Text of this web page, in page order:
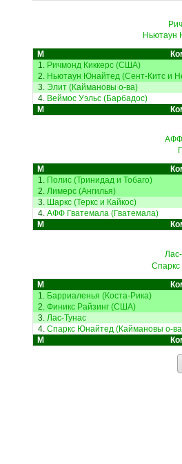
Ньютаун
М
1. Ричмонд Киккерс (США)
2. Ньютаун Юнайтед (Сент-Китс и
3. Элит (Каймановы о-ва)
4. Веймос Уэльс (Барбадос)
М
АФФ
М
1. Полис (Тринидад и Тобаго)
2. Лимерс (Ангилья)
3. Шаркс (Теркс и Кайкос)
4. АФФ Гватемала (Гватемала)
М
М
1. Барриаленья (Коста-Рика)
2. Финикс Райзинг (США)
3. Лас-Тунас
4. Спаркс Юнайтед (Каймановы о-
М